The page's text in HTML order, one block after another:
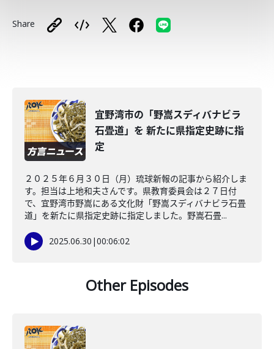
Share
宜野湾市の「野嵩スディバナビラ
石畳道」を 新たに県指定史跡に指
定
２０２５年６月３０日（月）琉球新報の記事から紹介しま
す。担当は上地和夫さんです。県教育委員会は２７日付
で、宜野湾市野嵩にある文化財「野嵩スディバナビラ石畳
道」を新たに県指定史跡に指定しました。野嵩石畳...
2025.06.30 |00:06:02
Other Episodes